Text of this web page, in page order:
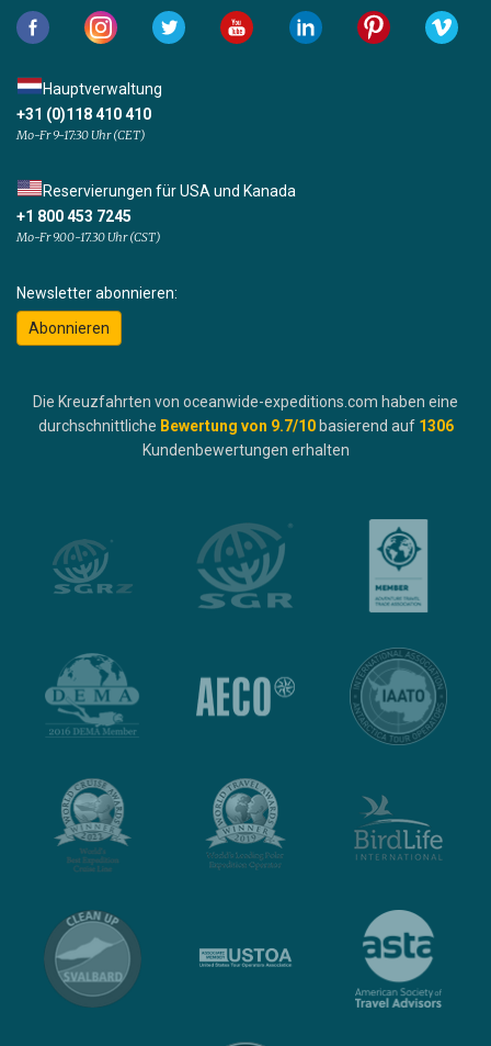
Hauptverwaltung
+31 (0)118 410 410
Mo-Fr 9-17:30 Uhr (CET)
Reservierungen für USA und Kanada
+1 800 453 7245
Mo-Fr 9.00-17.30 Uhr (CST)
Newsletter abonnieren:
Abonnieren
Die Kreuzfahrten von oceanwide-expeditions.com haben eine
durchschnittliche Bewertung von 9.7/10 basierend auf 1306
Kundenbewertungen erhalten